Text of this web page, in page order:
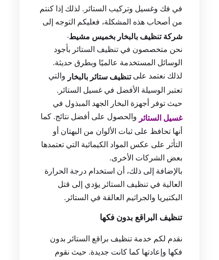
في فك وغسيل وتركيب الستائر. لذلك إذا كنتم
من أصحاب هذه المشكلة، فعليكم التوجه إلى
شركة تنظيف بالبخار بخميس مشيط.
نحن متخصصون في تنظيف الستائر بأجود
الوسائل المستخدمة عالميًا وبطرق حديثة.
لذلك نعتمد علىتنظيف ستائر بالبخار والتي
تعتبر الوسيلة الأفضل في غسيل الستائر.
حيث توفر أجهزة البخار الجهد المبذول في
غسيل الستائر والحصول على أفضل نتائج. كما
أنها تحافظ على ثبات الألوان من البهتان أو
التأثر على عكس المواد الكيمائية التي تعتمدها
بعض الشركات الأخرى.
بالإضافة إلى ذلك، أن استخدام درجة الحرارة
العالية في تنظيف الستائر يؤدي إلى قتل
البكتيريا والجراثيم العالقة في الستائر.
تنظيف البراقع بدون فكها
نقدم لكم خدمة تنظيف براقع الستائر بدون
فكها وإعادتها كما كانت جديدة. حيث نقوم